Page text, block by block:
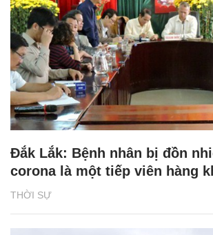
THỜI SỰ
Đắk Lắk: Bệnh nhân bị đồn
corona là một tiếp viên hàng